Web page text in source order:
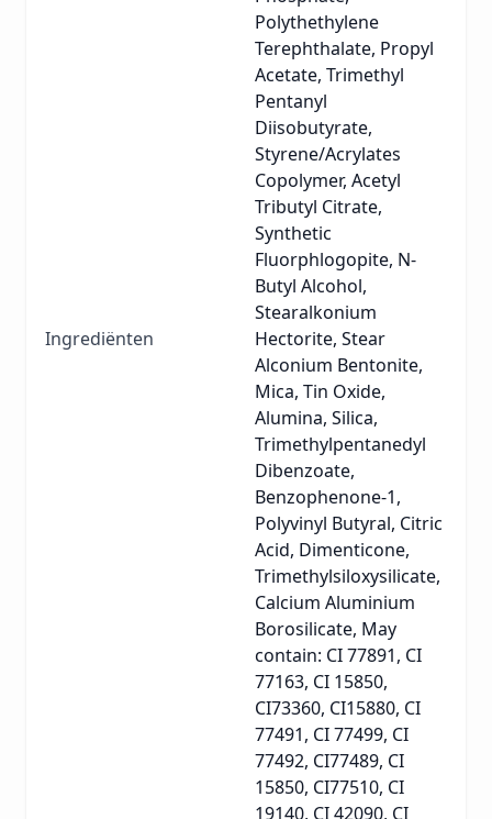
Ingrediënten
Polythethylene
Terephthalate, Propyl
Acetate, Trimethyl
Pentanyl
Diisobutyrate,
Styrene/Acrylates
Copolymer, Acetyl
Tributyl Citrate,
Synthetic
Fluorphlogopite, N-
Butyl Alcohol,
Stearalkonium
Hectorite, Stear
Alconium Bentonite,
Mica, Tin Oxide,
Alumina, Silica,
Trimethylpentanedyl
Dibenzoate,
Benzophenone-1,
Polyvinyl Butyral, Citric
Acid, Dimenticone,
Trimethylsiloxysilicate,
Calcium Aluminium
Borosilicate, May
contain: CI 77891, CI
77163, CI 15850,
CI73360, CI15880, CI
77491, CI 77499, CI
77492, CI77489, CI
15850, CI77510, CI
19140, CI 42090, CI